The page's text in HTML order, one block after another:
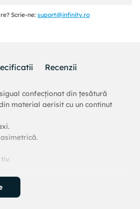
Scrie-ne: suport@infinity.ro
Recenzii
confecționat din țesătură
material aerisit cu un continut
cârlig ascuns.